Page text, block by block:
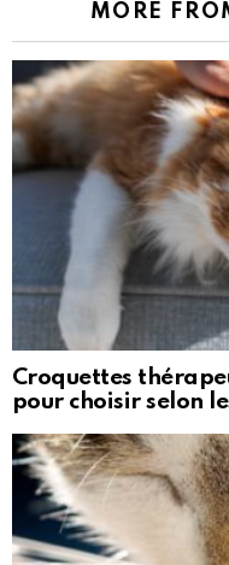
MORE
Croquettes
pour choisir selon